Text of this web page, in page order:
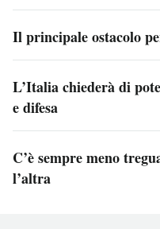
Il principale ostacolo
L’Italia chiederà di
e difesa
C’è sempre meno
l’altra